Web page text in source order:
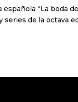
“La boda
de la octava